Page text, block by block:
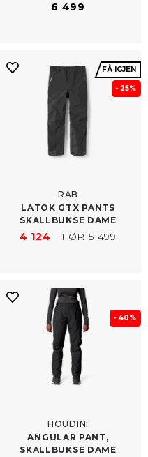
6 499
FÅ IGJEN
- 25%
RAB
LATOK GTX PANTS
SKALLBUKSE DAME
4 124 FØR 5 499
- 40%
HOUDINI
ANGULAR PANT,
SKALLBUKSE DAME